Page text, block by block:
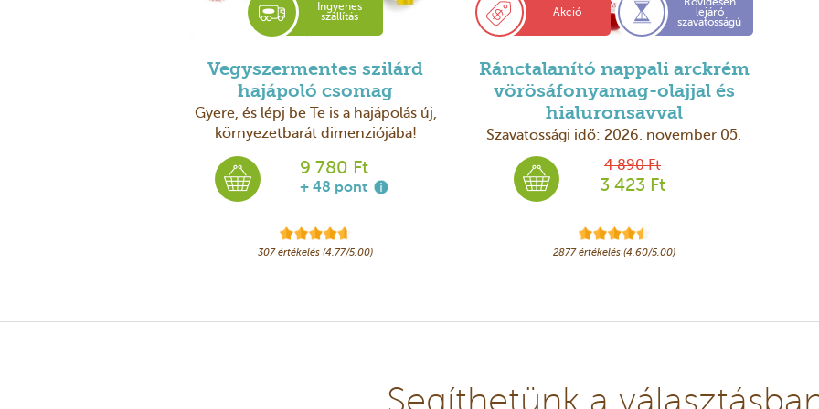
Ingyenes
szállítás
Vegyszermentes szilárd
hajápoló csomag
Gyere, és lépj be Te is a hajápolás új,
környezetbarát dimenziójába!
9 780 Ft
+ 48 pont
307 értékelés (4.77/5.00)
Akció lejáró
szavatosságú
Ránctalanító nappali arckrém
vörösáfonyamag-olajjal és
hialuronsavval
Szavatossági idő: 2026. november 05.
4 890 Ft
3 423 Ft
2877 értékelés (4.60/5.00)
Segíthetünk a